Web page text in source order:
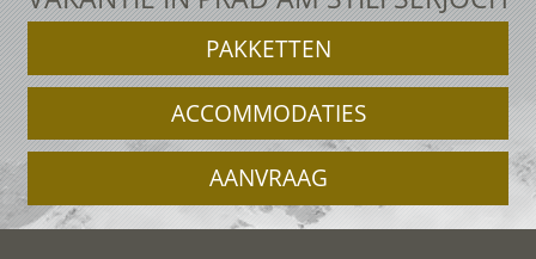
PAKKETTEN
ACCOMMODATIES
AANVRAAG